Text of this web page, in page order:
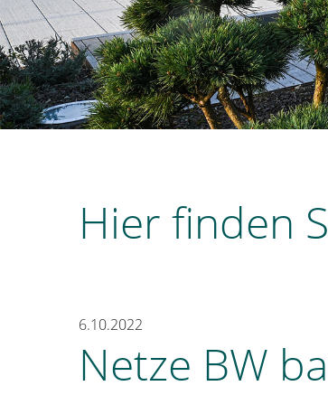
Hier finden
6.10.2022
Netze BW